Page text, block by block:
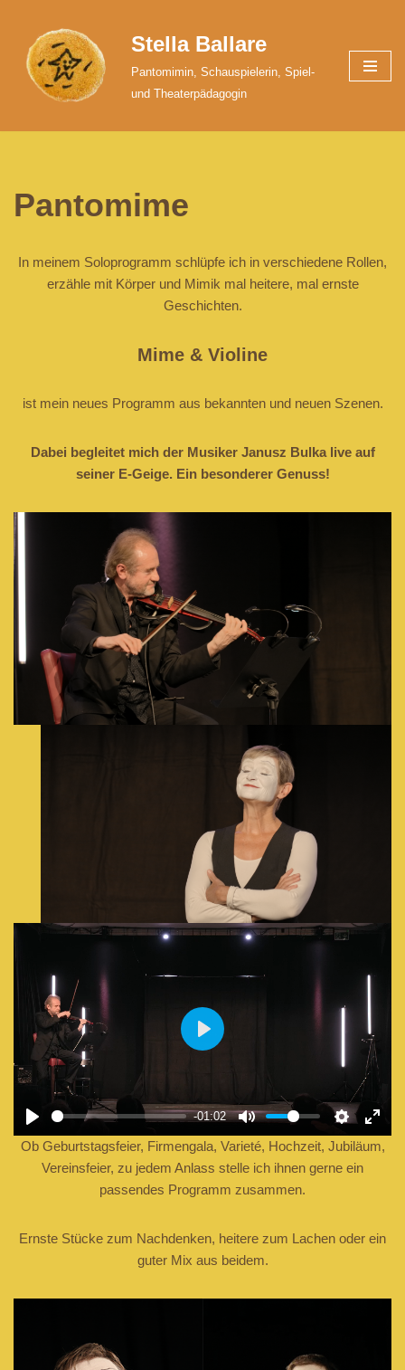
Zum
Inhalt
springen
Stella Ballare
Pantomimin, Schauspielerin, Spiel-
und Theaterpädagogin
Pantomime
In meinem Soloprogramm schlüpfe ich in verschiedene Rollen,
erzähle mit Körper und Mimik mal heitere, mal ernste
Geschichten.
Mime & Violine
ist mein neues Programm aus bekannten und neuen Szenen.
Dabei begleitet mich der Musiker Janusz Bulka live auf
seiner E-Geige. Ein besonderer Genuss!
-01:02
Play
Ob Geburtstagsfeier, Firmengala, Varieté, Hochzeit, Jubiläum,
Vereinsfeier, zu jedem Anlass stelle ich ihnen gerne ein
passendes Programm zusammen.
Ernste Stücke zum Nachdenken, heitere zum Lachen oder ein
guter Mix aus beidem.